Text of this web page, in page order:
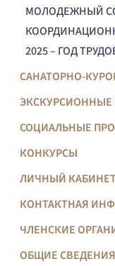
МОЛОДЕЖНЫЙ
2025 – ГОД
САНАТОРНО-
ЭКСКУРСИОННЫЕ
СОЦИАЛЬНЫЕ
КОНКУРСЫ
ЛИЧНЫЙ
КОНТАКТНАЯ
ЧЛЕНСКИЕ
ОБЩИЕ СВЕДЕНИЯ